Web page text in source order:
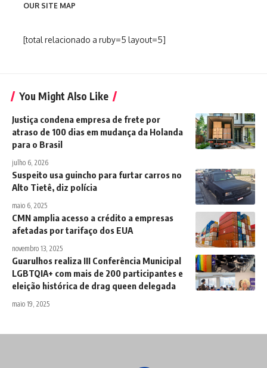
OUR SITE MAP
[total relacionado a ruby=5 layout=5]
You Might Also Like
Justiça condena empresa de frete por
atraso de 100 dias em mudança da Holanda
para o Brasil
julho 6, 2026
Suspeito usa guincho para furtar carros no
Alto Tietê, diz polícia
maio 6, 2025
CMN amplia acesso a crédito a empresas
afetadas por tarifaço dos EUA
novembro 13, 2025
Guarulhos realiza III Conferência Municipal
LGBTQIA+ com mais de 200 participantes e
eleição histórica de drag queen delegada
maio 19, 2025